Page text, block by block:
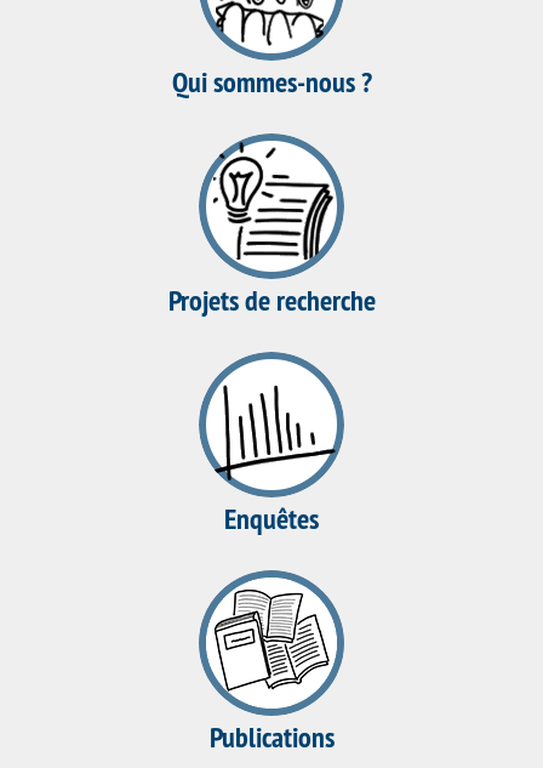
Qui sommes-nous ?
Projets de recherche
Enquêtes
Publications